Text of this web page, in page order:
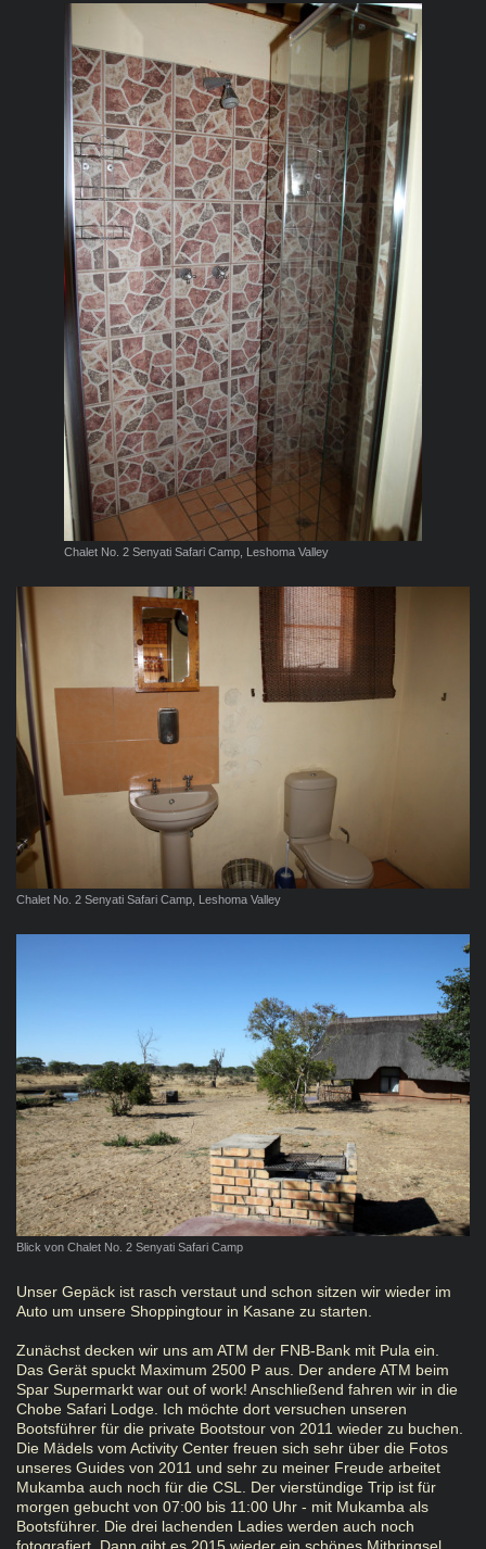
Chalet No. 2 Senyati Safari Camp, Leshoma Valley
Chalet No. 2 Senyati Safari Camp, Leshoma Valley
Blick von Chalet No. 2 Senyati Safari Camp
Unser Gepäck ist rasch verstaut und schon sitzen wir wieder im
Auto um unsere Shoppingtour in Kasane zu starten.
Zunächst decken wir uns am ATM der FNB-Bank mit Pula ein.
Das Gerät spuckt Maximum 2500 P aus. Der andere ATM beim
Spar Supermarkt war out of work! Anschließend fahren wir in die
Chobe Safari Lodge. Ich möchte dort versuchen unseren
Bootsführer für die private Bootstour von 2011 wieder zu buchen.
Die Mädels vom Activity Center freuen sich sehr über die Fotos
unseres Guides von 2011 und sehr zu meiner Freude arbeitet
Mukamba auch noch für die CSL. Der vierstündige Trip ist für
morgen gebucht von 07:00 bis 11:00 Uhr - mit Mukamba als
Bootsführer. Die drei lachenden Ladies werden auch noch
fotografiert. Dann gibt es 2015 wieder ein schönes Mitbringsel.